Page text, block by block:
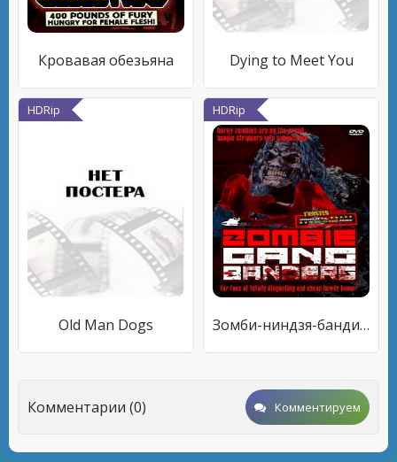
Кровавая обезьяна Dying to Meet You
HDRip
Old Man Dogs
HDRip
Зомби-ниндзя-бандиты
Комментарии (0) Комментируем